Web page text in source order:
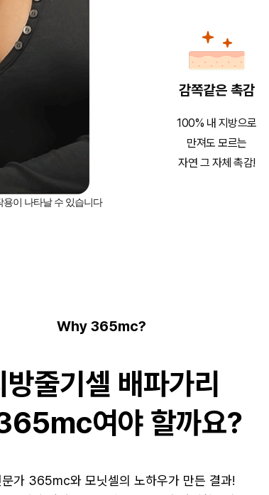
감쪽같은 촉감
100% 내 지방으로
만져도 모르는
자연 그 자체 촉감!
이 나타날 수 있습니다
Why 365mc?
방줄기셀 배파가리
여야 할까요?
문가 365mc와 모닛셀의 노하우가 만든 결과!